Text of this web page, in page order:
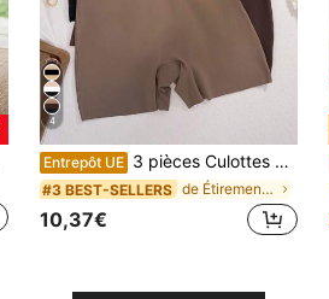
4
Entrepôt UE 3 pièces Culottes pour femmes Leggings multicolores 2-en-1 Taille haute sans couture Anti-exposition Serré Élastique Respirant Confortable Boxers
#3 BEST-SELLERS de Étirement Shortys pour femmes
10,37€